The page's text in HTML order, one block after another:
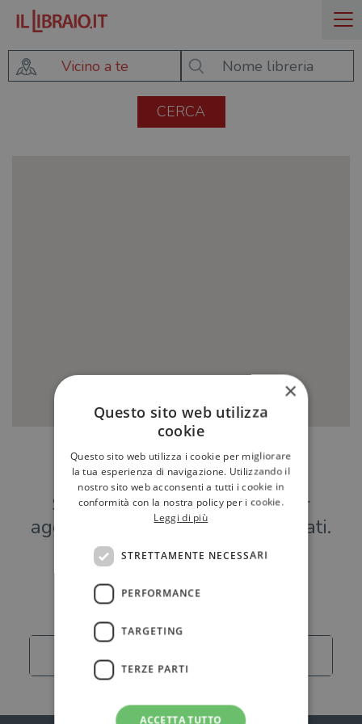
Vicino a te
Hai una libreria?
Scrivici a
per
aggiungere o modificare i tuoi dati.
Librerie
×
Questo sito web utilizza
cookie
Questo sito web utilizza i cookie per migliorare
la tua esperienza di navigazione. Utilizzando il
nostro sito web acconsenti a tutti i cookie in
conformità con la nostra policy per i cookie.
Leggi di più
STRETTAMENTE NECESSARI
PERFORMANCE
TARGETING
TERZE PARTI
ACCETTA TUTTO